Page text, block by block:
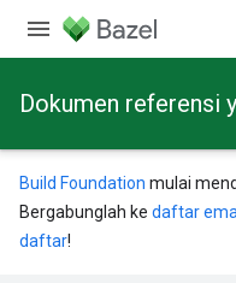
Dokumen referensi
Build Foundation mulai
Bergabunglah ke daftar
daftar!